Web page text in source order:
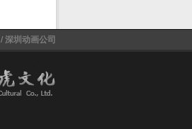
/ 深圳动画公司